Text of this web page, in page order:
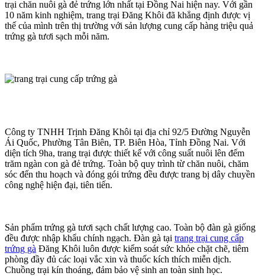
trại chăn nuôi gà đẻ trứng lớn nhất tại Đồng Nai hiện nay. Với gần
10 năm kinh nghiệm, trang trại Đăng Khôi đã khẳng định được vị
thế của mình trên thị trường với sản lượng cung cấp hàng triệu quả
trứng gà tươi sạch mỗi năm.
Công ty TNHH Trịnh Đăng Khôi tại địa chỉ 92/5 Đường Nguyễn
Ái Quốc, Phường Tân Biên, TP. Biên Hòa, Tỉnh Đồng Nai. Với
diện tích 9ha, trang trại được thiết kế với công suất nuôi lên đếm
trăm ngàn con gà đẻ trứng. Toàn bộ quy trình từ chăn nuôi, chăm
sóc đến thu hoạch và đóng gói trứng đều được trang bị dây chuyền
công nghệ hiện đại, tiên tiến.
Sản phẩm trứng gà tươi sạch chất lượng cao. Toàn bộ đàn gà giống
đều được nhập khẩu chính ngạch. Đàn gà tại trang trại cung cấp
trứng gà Đăng Khôi luôn được kiểm soát sức khỏe chặt chẽ, tiêm
phòng đầy đủ các loại vắc xin và thuốc kích thích miễn dịch.
Chuồng trại kín thoáng, đảm bảo vệ sinh an toàn sinh học.